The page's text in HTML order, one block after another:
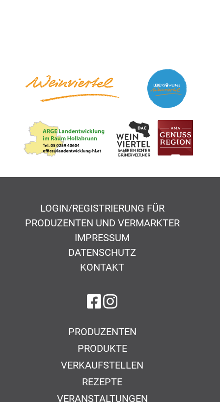
LOGIN/REGISTRIERUNG FÜR
PRODUZENTEN UND VERMARKTER
IMPRESSUM
DATENSCHUTZ
KONTAKT
auf Facebook
auf Instagram
PRODUZENTEN
PRODUKTE
VERKAUFSTELLEN
REZEPTE
VERANSTALTUNGEN